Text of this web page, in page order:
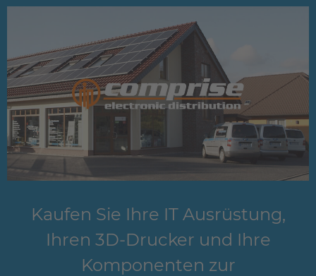
Kaufen Sie Ihre IT Ausrüstung,
Ihren 3D-Drucker und Ihre
Komponenten zur